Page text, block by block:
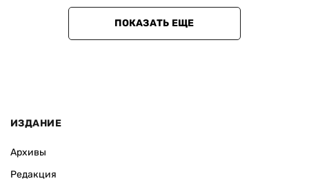
ПОКАЗАТЬ ЕЩЕ
ИЗДАНИЕ
Архивы
Редакция